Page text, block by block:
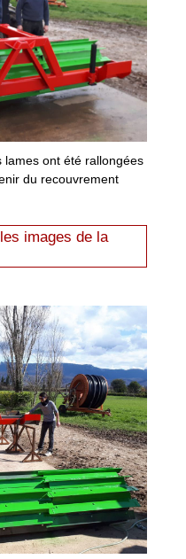
lames ont été rallongées
du recouvrement
images de la